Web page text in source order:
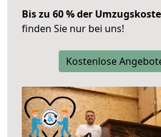
Bis zu 60 % der
finden Sie nur bei uns!
Kostenlose